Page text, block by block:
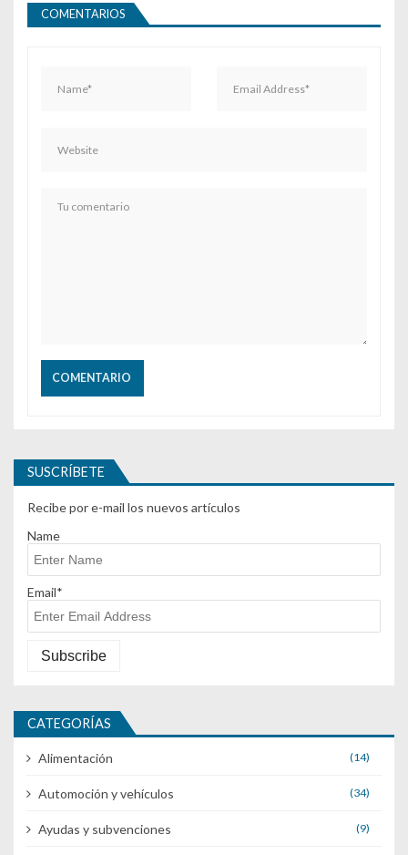
COMENTARIOS
SUSCRÍBETE
Recibe por e-mail los nuevos artículos
Name
Email*
CATEGORÍAS
Alimentación (14)
Automoción y vehículos (34)
Ayudas y subvenciones (9)